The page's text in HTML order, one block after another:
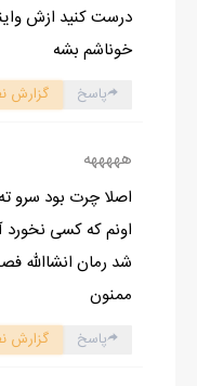
درست کنید ازش
خوناشم بشه
پاسخ گزارش
هههههه
اصلا چرت بود سرو
اونم که کسی
شد رمان انشاالله
ممنون
پاسخ گزارش